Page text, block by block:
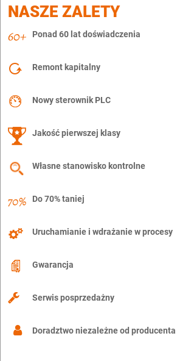
NASZE ZALETY
Ponad 60 lat doświadczenia
Remont kapitalny
Nowy sterownik PLC
Jakość pierwszej klasy
Własne stanowisko kontrolne
Do 70% taniej
Uruchamianie i wdrażanie w procesy
Gwarancja
Serwis posprzedażny
Doradztwo niezależne od producenta